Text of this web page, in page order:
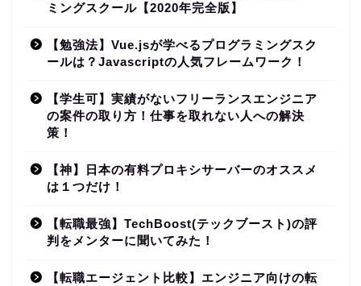
ミングスクール【2020年完全版】
【勉強法】Vue.jsが学べるプログラミングスク
ールは？Javascriptの人気フレームワーク！
【学生可】実績がないフリーランスエンジニア
の案件の取り方！仕事を取れない人への解決
策！
【神】日本の有料プロキシサーバーのオススメ
は１つだけ！
【転職最強】TechBoost(テックブースト)の評
判をメンターに聞いてみた！
【転職エージェント比較】エンジニア向けの転